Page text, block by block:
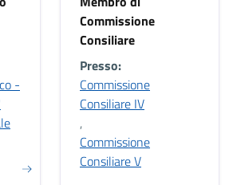
-
Commissione
Consiliare
Presso:
Commissione
Consiliare IV
,
Commissione
Consiliare V